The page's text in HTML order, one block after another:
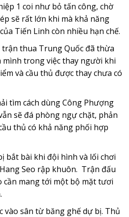
1 coi như bỏ tấn công, chờ
sẽ rất lớn khi mà khả năng
Tiến Linh còn nhiều hạn chế.
trận thua Trung Quốc đã thừa
mình trong việc thay người khi
và cầu thủ được thay chưa có
tìm cách dùng Công Phượng
sẽ đá phòng ngự chặt, phản
thủ có khả năng phối hợp
bắt bài khi đội hình và lối chơi
Seo rập khuôn. Trận đấu
cần mang tới một bộ mặt tươi
vào sân từ băng ghế dự bị. Thủ